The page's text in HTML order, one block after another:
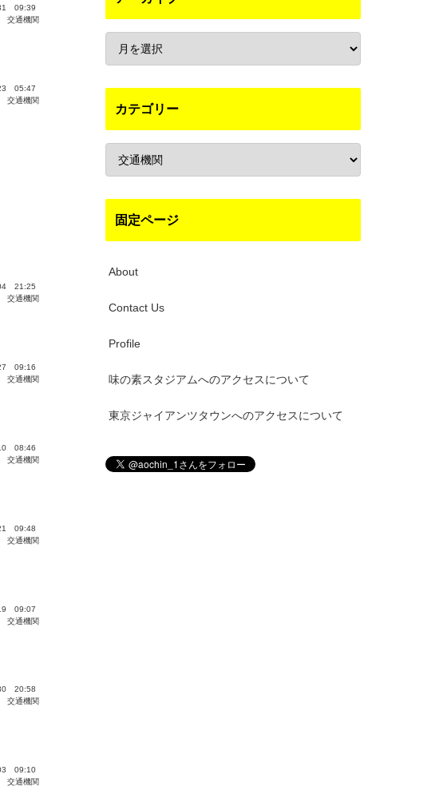
09:39
交通機関
05:47
交通機関
21:25
交通機関
09:16
交通機関
08:46
交通機関
09:48
交通機関
09:07
交通機関
20:58
交通機関
09:10
交通機関
カテゴリー
固定ページ
About
Contact Us
Profile
味の素スタジアムへのアクセスについて
東京ジャイアンツタウンへのアクセスについて